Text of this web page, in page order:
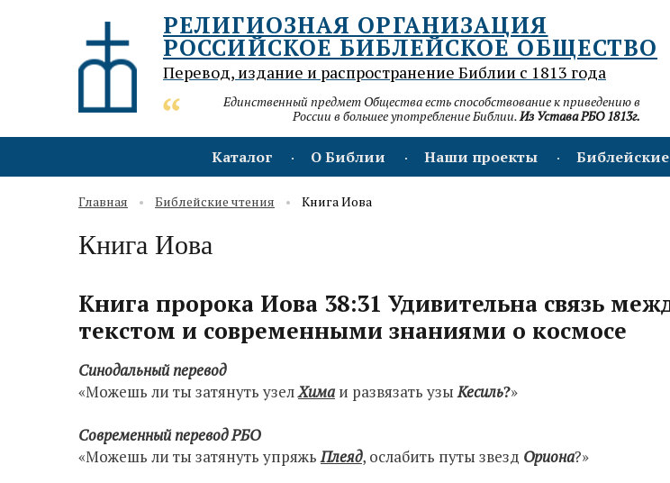
РЕЛИГИОЗНАЯ ОРГАНИЗАЦИЯ
РОССИЙСКОЕ БИБЛЕЙСКОЕ ОБЩЕСТВО
Перевод, издание и распространение Библии с 1813 года
Единственный предмет Общества есть способствование к приведению в
России в большее употребление Библии.Из Устава РБО 1813г.
Каталог О Библии Наши проекты
Главная Библейские чтения Книга Иова
Книга Иова
Книга пророка Иова 38:31 Удивительна связь
текстом и современными знаниями о космосе
Синодальный перевод
«Можешь ли ты затянуть узелХима и развязать узыКесиль?»
Современный перевод РБО
«Можешь ли ты затянуть упряжьПлеяд, ослабить путы звезд Ориона?»